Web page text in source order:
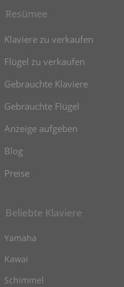
Resümee
Klaviere zu verkaufen
Flügel zu verkaufen
Gebrauchte Klaviere
Gebrauchte Flügel
Anzeige aufgeben
Blog
Preise
Beliebte Klaviere
Yamaha
Kawai
Schimmel